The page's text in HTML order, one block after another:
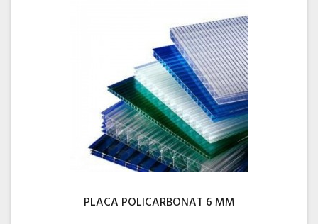
PLACA POLICARBONAT 6 MM